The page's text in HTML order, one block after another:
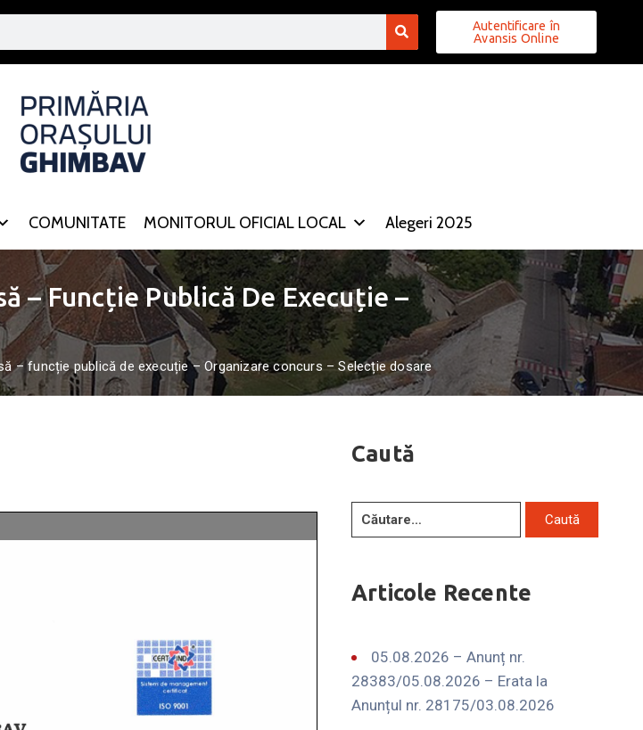
Autentificare în
Avansis Online
COMUNITATE MONITORUL OFICIAL LOCAL Alegeri 2025
– Funcție Publică De Execuție –
– funcție publică de execuție – Organizare concurs – Selecție dosare
Caută
Articole Recente
05.08.2026 – Anunț nr.
28383/05.08.2026 – Erata la
Anunțul nr. 28175/03.08.2026